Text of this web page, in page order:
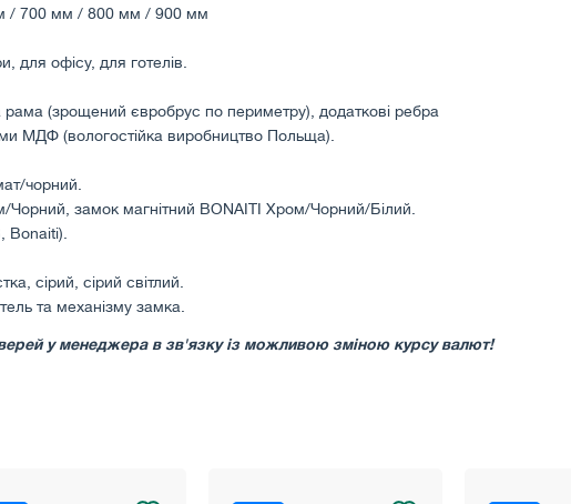
/ 700 мм / 800 мм / 900 мм
для офісу, для готелів.
(зрощений євробрус по периметру), додаткові ребра
МДФ (вологостійка виробництво Польща).
чорний.
замок магнітний BONAITI Хром/Чорний/Білий.
Bonaiti).
сірий, сірий світлий.
та механізму замка.
у менеджера в зв'язку із можливою зміною курсу валют!